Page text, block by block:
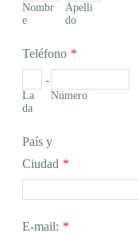
Nombr
e
Apelli
do
Teléfono *
La
da
-
Número
País y
Ciudad *
E-mail: *